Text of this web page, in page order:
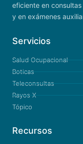
eficiente en
y en exámenes
Servicios
Salud Ocupacional
Boticas
Teleconsultas
Rayos X
Tópico
Recursos